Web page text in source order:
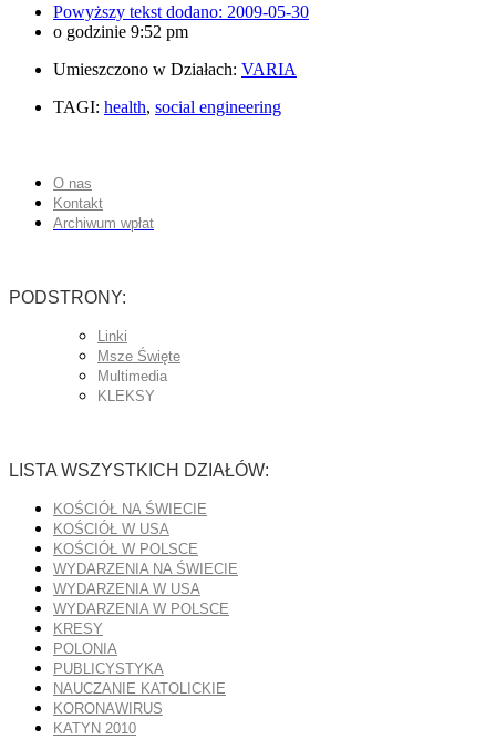
Powyższy tekst dodano: 2009-05-30
o godzinie 9:52 pm
Umieszczono w Działach: VARIA
TAGI: health, social engineering
O nas
Kontakt
Archiwum wpłat
PODSTRONY:
Linki
Msze Święte
Multimedia
KLEKSY
LISTA WSZYSTKICH DZIAŁÓW:
KOŚCIÓŁ NA ŚWIECIE
KOŚCIÓŁ W USA
KOŚCIÓŁ W POLSCE
WYDARZENIA NA ŚWIECIE
WYDARZENIA W USA
WYDARZENIA W POLSCE
KRESY
POLONIA
PUBLICYSTYKA
NAUCZANIE KATOLICKIE
KORONAWIRUS
KATYN 2010